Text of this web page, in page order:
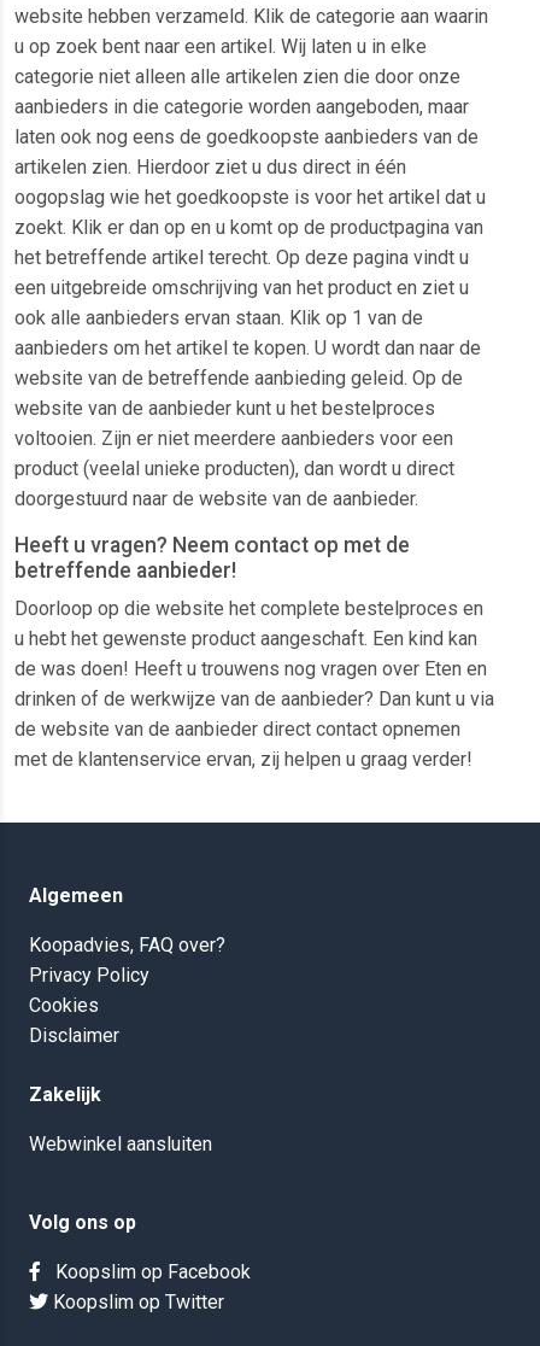
website hebben verzameld. Klik de categorie aan waarin
u op zoek bent naar een artikel. Wij laten u in elke
categorie niet alleen alle artikelen zien die door onze
aanbieders in die categorie worden aangeboden, maar
laten ook nog eens de goedkoopste aanbieders van de
artikelen zien. Hierdoor ziet u dus direct in één
oogopslag wie het goedkoopste is voor het artikel dat u
zoekt. Klik er dan op en u komt op de productpagina van
het betreffende artikel terecht. Op deze pagina vindt u
een uitgebreide omschrijving van het product en ziet u
ook alle aanbieders ervan staan. Klik op 1 van de
aanbieders om het artikel te kopen. U wordt dan naar de
website van de betreffende aanbieding geleid. Op de
website van de aanbieder kunt u het bestelproces
voltooien. Zijn er niet meerdere aanbieders voor een
product (veelal unieke producten), dan wordt u direct
doorgestuurd naar de website van de aanbieder.
Heeft u vragen? Neem contact op met de
betreffende aanbieder!
Doorloop op die website het complete bestelproces en
u hebt het gewenste product aangeschaft. Een kind kan
de was doen! Heeft u trouwens nog vragen over Eten en
drinken of de werkwijze van de aanbieder? Dan kunt u via
de website van de aanbieder direct contact opnemen
met de klantenservice ervan, zij helpen u graag verder!
Algemeen
Koopadvies, FAQ over?
Privacy Policy
Cookies
Disclaimer
Zakelijk
Webwinkel aansluiten
Volg ons op
Koopslim op Facebook
Koopslim op Twitter